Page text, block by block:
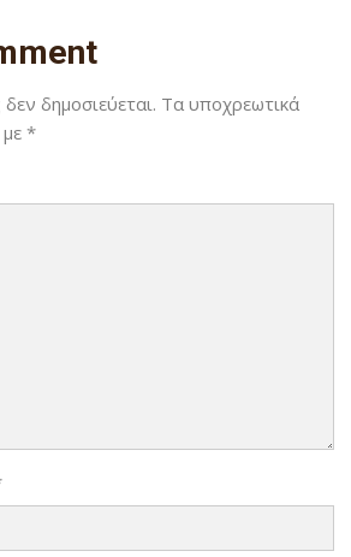
δημοσιεύεται. Τα υποχρεωτικά
με*